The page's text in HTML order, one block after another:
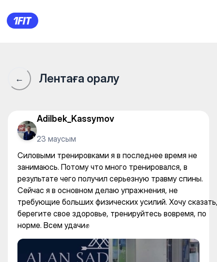
Силовыми тренировками я
← Лентаға оралу
Adilbek_Kassymov
23 маусым
Силовыми тренировками я в последнее время не
занимаюсь. Потому что много тренировался, в
результате чего получил серьезную травму спины.
Сейчас я в основном делаю упражнения, не
требующие больших физических усилий. Хочу
берегите свое здоровье, тренируйтесь вовремя, по
норме. Всем удачи✊